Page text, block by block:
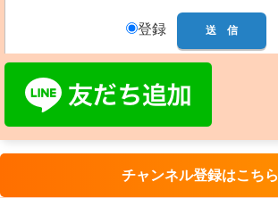
登録
チャンネル登録はこちら